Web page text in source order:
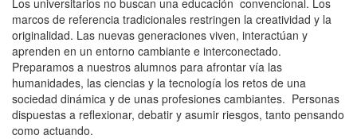
marcos de referencia tradicionales restringen la creatividad y la
originalidad. Las nuevas generaciones viven, interactúan y
aprenden en un entorno cambiante e interconectado.
Preparamos a nuestros alumnos para afrontar vía las
humanidades, las ciencias y la tecnología los retos de una
sociedad dinámica y de unas profesiones cambiantes. Personas
dispuestas a reflexionar, debatir y asumir riesgos, tanto pensando
como actuando.